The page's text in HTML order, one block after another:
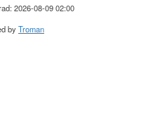
2026-08-09 02:00
byTroman